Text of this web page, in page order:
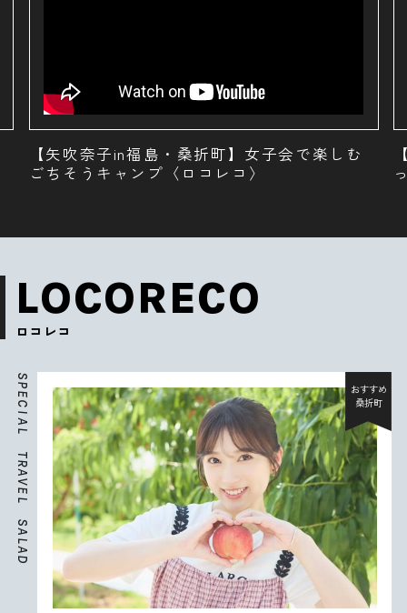
【矢吹奈子in福島・桑折町】桃1個まるごと使
ったグルメ〈ロコレコ〉
LOCORECO
ロコレコ
S
P
E
C
I
A
L
T
R
A
V
E
L
S
A
L
A
D
おすすめ
桑折町